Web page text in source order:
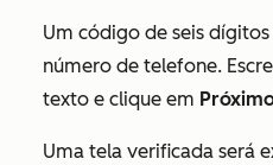
Um código de seis
número de telefone.
texto e clique em
Uma tela verificada será